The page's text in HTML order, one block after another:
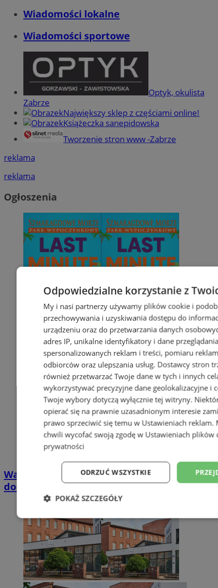
Wiadomości lokalne
Wiadomości sportowe
Optyk, okulista
Zabrze
Największy sklep z częściami online!
Książeczka sanepidowska
Tworzenie stron www -Zabrze
reklama
reklama
Ogłoszenia
Wakacyjny wypoczynek nad Bałtykiem w
domkach Szmaragdowe Morze
Odpowiedzialne korzystanie z
My i nasi partnerzy używamy plików cookie i
przechowywania i uzyskiwania dostępu do
urządzeniu oraz do przetwarzania danych
adres IP, unikalne identyfikatory i dane
spersonalizowanych reklam i treści, pomiaru
odbiorców oraz ulepszania usług. Dostawcy stron
również przetwarzać Twoje dane w tych i innych
wykorzystywać precyzyjne dane geolokalizacyjne i
Twoje wybory dotyczą wyłącznie tej witryny.
opierać się na prawnie uzasadnionym interesie
prawo sprzeciwić się temu w Ustawieniach reklam.
chwili wycofać swoją zgodę w Ustawieniach plików
prywatności
ODRZUĆ WSZYSTKIE
POKAŻ SZCZEGÓŁY
Niezbędne Wydajność
Niesklasyfikowane